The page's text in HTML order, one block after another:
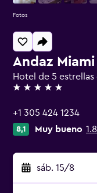
Andaz
Hotel de 5
5 estrellas
+1 305 424 1234
8,1 Muy bueno
sáb. 15/8
Fotos